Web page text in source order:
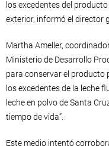
los excedentes del
exterior, informó el director
Martha Ameller,
Ministerio de Desarrollo
para conservar el producto
los excedentes de la leche
leche en polvo de Santa
tiempo de vida”.
Este medio intentó